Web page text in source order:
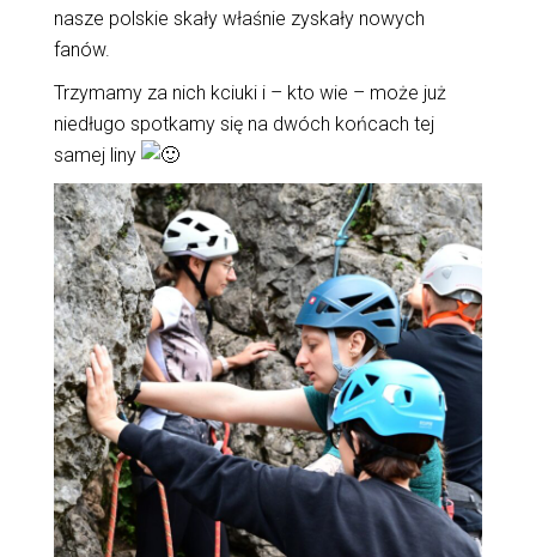
nasze polskie skały właśnie zyskały nowych
fanów.
Trzymamy za nich kciuki i – kto wie – może już
niedługo spotkamy się na dwóch końcach tej
samej liny